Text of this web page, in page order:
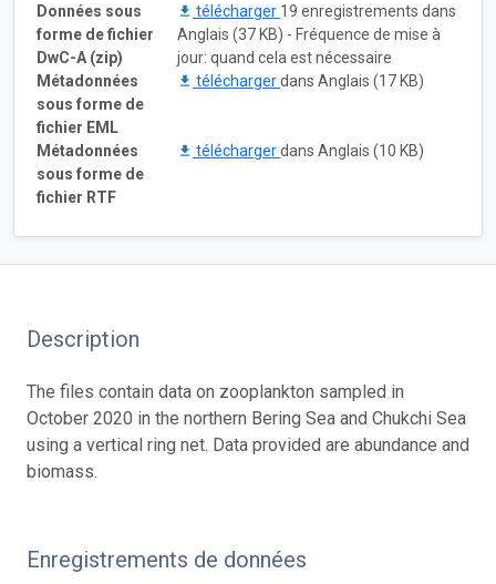
Données sous
forme de fichier
DwC-A (zip)
télécharger 19 enregistrements dans
Anglais (37 KB) - Fréquence de mise à
jour: quand cela est nécessaire
Métadonnées
sous forme de
fichier EML
téléchargerdans Anglais (17 KB)
Métadonnées
sous forme de
fichier RTF
téléchargerdans Anglais (10 KB)
Description
The files contain data on zooplankton sampled in
October 2020 in the northern Bering Sea and Chukchi Sea
using a vertical ring net. Data provided are abundance and
biomass.
Enregistrements de données